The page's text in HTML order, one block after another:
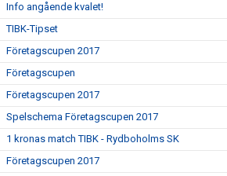
Info angående kvalet!
TIBK-Tipset
Företagscupen 2017
Företagscupen
Företagscupen 2017
Spelschema Företagscupen 2017
1 kronas match TIBK - Rydboholms SK
Företagscupen 2017